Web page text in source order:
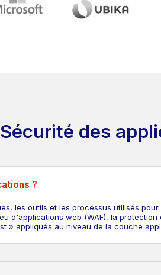
des
?
les outils et les processus utilisés
d'applications web (WAF), la
» appliqués au niveau de la couche